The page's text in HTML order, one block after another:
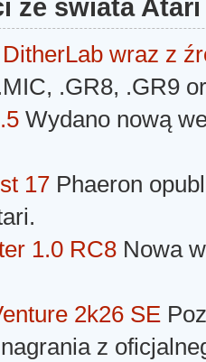
ze świata Atari
wraz z
.GR8, .GR9
Wydano nową
17 Phaeron
1.0 RC8 Nowa
2k26 SE
z